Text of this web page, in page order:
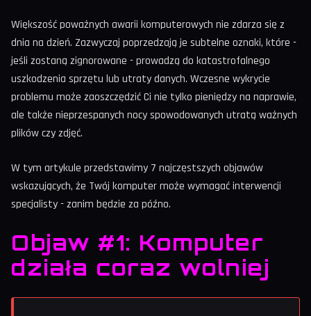
Większość poważnych awarii komputerowych nie zdarza się z
dnia na dzień. Zazwyczaj poprzedzają je subtelne oznaki, które -
jeśli zostaną zignorowane - prowadzą do katastrofalnego
uszkodzenia sprzętu lub utraty danych. Wczesne wykrycie
problemu może zaoszczędzić Ci nie tylko pieniędzy na naprawie,
ale także nieprzespanych nocy spowodowanych utratą ważnych
plików czy zdjęć.
W tym artykule przedstawimy 7 najczęstszych objawów
wskazujących, że Twój komputer może wymagać interwencji
specjalisty - zanim będzie za późno.
Objaw #1: Komputer
działa coraz wolniej